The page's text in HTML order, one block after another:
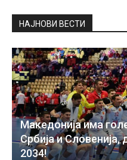
НAЈНОВИ ВЕСТИ
Македонија има
Србија и
2034!